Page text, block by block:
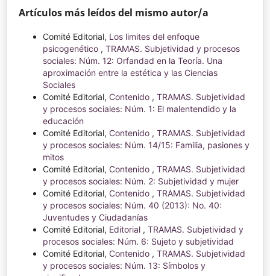
Artículos más leídos del mismo autor/a
Comité Editorial, Los limites del enfoque
psicogenético , TRAMAS. Subjetividad y procesos
sociales: Núm. 12: Orfandad en la Teoría. Una
aproximación entre la estética y las Ciencias
Sociales
Comité Editorial, Contenido , TRAMAS. Subjetividad
y procesos sociales: Núm. 1: El malentendido y la
educación
Comité Editorial, Contenido , TRAMAS. Subjetividad
y procesos sociales: Núm. 14/15: Familia, pasiones y
mitos
Comité Editorial, Contenido , TRAMAS. Subjetividad
y procesos sociales: Núm. 2: Subjetividad y mujer
Comité Editorial, Contenido , TRAMAS. Subjetividad
y procesos sociales: Núm. 40 (2013): No. 40:
Juventudes y Ciudadanías
Comité Editorial, Editorial , TRAMAS. Subjetividad y
procesos sociales: Núm. 6: Sujeto y subjetividad
Comité Editorial, Contenido , TRAMAS. Subjetividad
y procesos sociales: Núm. 13: Símbolos y